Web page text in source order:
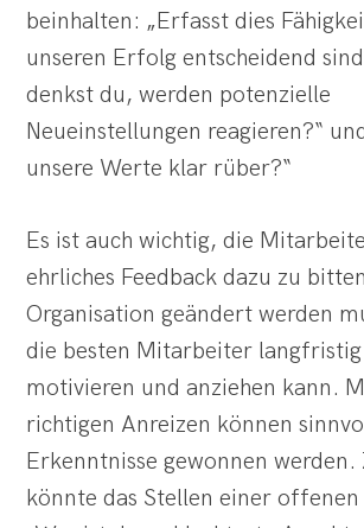
beinhalten: „Erfasst dies
unseren Erfolg entscheidend
denkst du, werden potenzielle
Neueinstellungen reagieren?“
unsere Werte klar rüber?“
Es ist auch wichtig, die
ehrliches Feedback dazu zu
Organisation geändert werden
die besten Mitarbeiter
motivieren und anziehen kann.
richtigen Anreizen können
Erkenntnisse gewonnen werden.
könnte das Stellen einer offenen